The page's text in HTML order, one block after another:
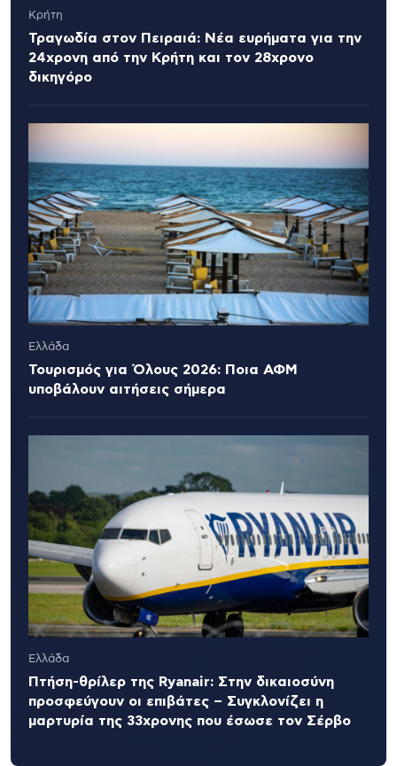
Κρήτη
Τραγωδία στον Πειραιά: Νέα ευρήματα για την
24χρονη από την Κρήτη και τον 28χρονο
δικηγόρο
Ελλάδα
Τουρισμός για Όλους 2026: Ποια ΑΦΜ
υποβάλουν αιτήσεις σήμερα
Ελλάδα
Πτήση-θρίλερ της Ryanair: Στην δικαιοσύνη
προσφεύγουν οι επιβάτες – Συγκλονίζει η
μαρτυρία της 33χρονης που έσωσε τον Σέρβο